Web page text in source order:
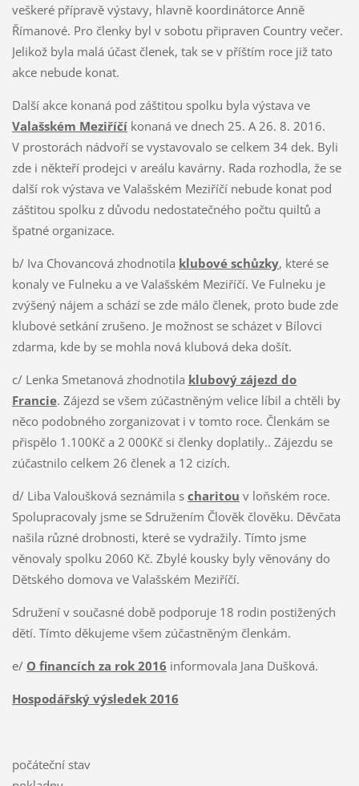
veškeré přípravě výstavy, hlavně koordinátorce Anně
Římanové. Pro členky byl v sobotu připraven Country večer.
Jelikož byla malá účast členek, tak se v příštím roce již tato
akce nebude konat.
Další akce konaná pod záštitou spolku byla výstava ve
Valašském Meziříčíkonaná ve dnech 25. A 26. 8. 2016.
V prostorách nádvoří se vystavovalo se celkem 34 dek. Byli
zde i někteří prodejci v areálu kavárny. Rada rozhodla, že se
další rok výstava ve Valašském Meziříčí nebude konat pod
záštitou spolku z důvodu nedostatečného počtu quiltů a
špatné organizace.
b/ Iva Chovancová zhodnotila klubové schůzky, které se
konaly ve Fulneku a ve Valašském Meziříčí. Ve Fulneku je
zvýšený nájem a schází se zde málo členek, proto bude zde
klubové setkání zrušeno. Je možnost se scházet v Bílovci
zdarma, kde by se mohla nová klubová deka došít.
c/ Lenka Smetanová zhodnotila klubový zájezd do
Francie. Zájezd se všem zúčastněným velice líbil a chtěli by
něco podobného zorganizovat i v tomto roce. Členkám se
přispělo 1.100Kč a 2 000Kč si členky doplatily.. Zájezdu se
zúčastnilo celkem 26 členek a 12 cizích.
d/ Liba Valoušková seznámila s charitou v loňském roce.
Spolupracovaly jsme se Sdružením Člověk člověku. Děvčata
našila různé drobnosti, které se vydražily. Tímto jsme
věnovaly spolku 2060 Kč. Zbylé kousky byly věnovány do
Dětského domova ve Valašském Meziříčí.
Sdružení v současné době podporuje 18 rodin postižených
dětí. Tímto děkujeme všem zúčastněným členkám.
e/ O financích za rok 2016 informovala Jana Dušková.
Hospodářský výsledek 2016
počáteční stav